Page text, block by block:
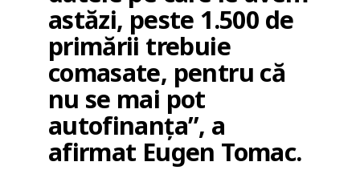
astăzi, peste 1.500 de
primării trebuie
comasate, pentru că
nu se mai pot
autofinanța”, a
afirmat Eugen Tomac.